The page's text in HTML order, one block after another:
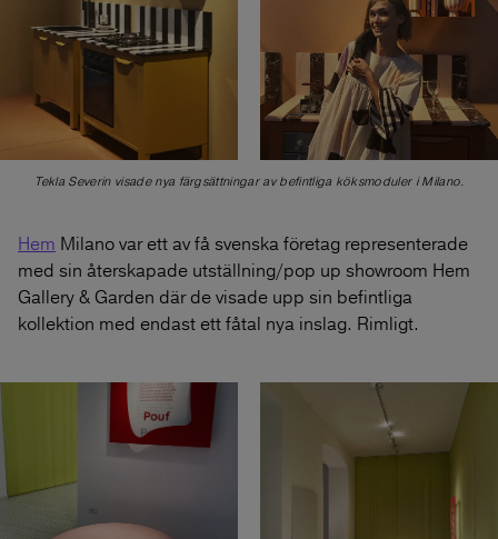
Tekla Severin visade nya färgsättningar av befintliga köksmoduler i Milano.
Hem Milano var ett av få svenska företag representerade
med sin återskapade utställning/pop up showroom Hem
Gallery & Garden där de visade upp sin befintliga
kollektion med endast ett fåtal nya inslag. Rimligt.